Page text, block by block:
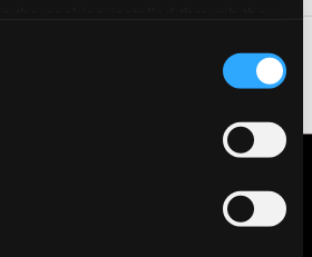
dell’acquerello, dimostrazione da
successiva esercitazione da parte
Contattaci